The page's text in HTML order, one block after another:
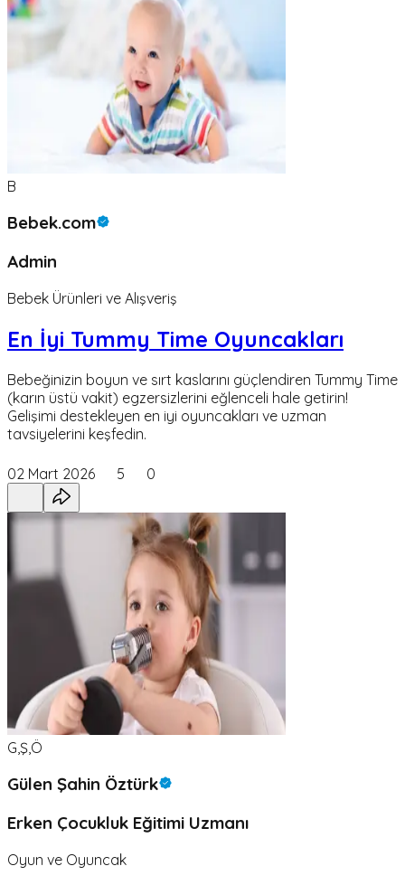
B
Bebek.com
Admin
Bebek Ürünleri ve Alışveriş
En İyi Tummy Time Oyuncakları
Bebeğinizin boyun ve sırt kaslarını güçlendiren Tummy Time
(karın üstü vakit) egzersizlerini eğlenceli hale getirin!
Gelişimi destekleyen en iyi oyuncakları ve uzman
tavsiyelerini keşfedin.
02 Mart 2026 5 0
G,Ş,Ö
Gülen Şahin Öztürk
Erken Çocukluk Eğitimi Uzmanı
Oyun ve Oyuncak